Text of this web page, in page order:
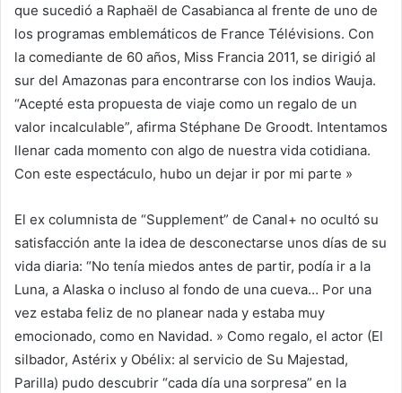
que sucedió a Raphaël de Casabianca al frente de uno de
los programas emblemáticos de France Télévisions. Con
la comediante de 60 años, Miss Francia 2011, se dirigió al
sur del Amazonas para encontrarse con los indios Wauja.
“Acepté esta propuesta de viaje como un regalo de un
valor incalculable”, afirma Stéphane De Groodt. Intentamos
llenar cada momento con algo de nuestra vida cotidiana.
Con este espectáculo, hubo un dejar ir por mi parte »
El ex columnista de “Supplement” de Canal+ no ocultó su
satisfacción ante la idea de desconectarse unos días de su
vida diaria: “No tenía miedos antes de partir, podía ir a la
Luna, a Alaska o incluso al fondo de una cueva… Por una
vez estaba feliz de no planear nada y estaba muy
emocionado, como en Navidad. » Como regalo, el actor (El
silbador, Astérix y Obélix: al servicio de Su Majestad,
Parilla) pudo descubrir “cada día una sorpresa” en la